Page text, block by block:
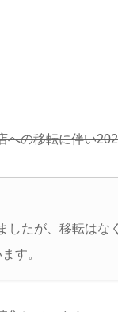
への移転に伴い
たが、移転はな
す。